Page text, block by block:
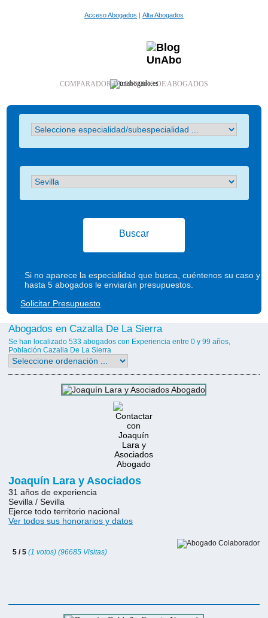
Acceso Abogados |Alta Abogados
COMPARADOR DE PRECIOS DE ABOGADOS
Buscar
Si no aparece la especialidad que busca, cuéntenos su caso y
hasta 5 abogados le enviarán presupuestos.
Solicitar Presupuesto
Abogados en Cazalla De La Sierra
Se han localizado 533 abogados con Experiencia entre 0 y 99 años,
Población Cazalla De La Sierra
Joaquín Lara y Asociados
31 años de experiencia
Sevilla / Sevilla
Ejerce todo territorio nacional
Ver todos sus honorarios y datos
5 / 5(1 votos) (96685 Visitas)